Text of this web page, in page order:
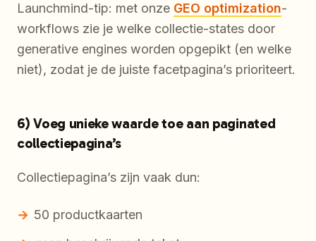
Launchmind-tip: met onze GEO optimization-
workflows zie je welke collectie-states door
generative engines worden opgepikt (en welke
niet), zodat je de juiste facetpagina’s prioriteert.
6) Voeg unieke waarde toe aan paginated
collectiepagina’s
Collectiepagina’s zijn vaak dun:
50 productkaarten